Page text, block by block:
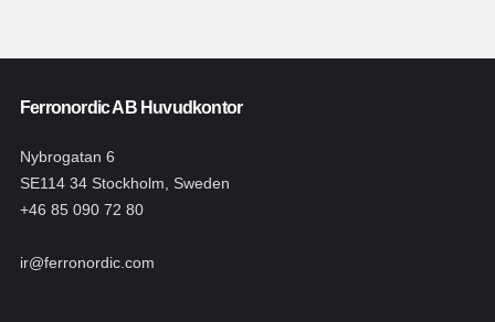
Ferronordic AB Huvudkontor
Nybrogatan 6
SE114 34 Stockholm, Sweden
+46 85 090 72 80
ir@ferronordic.com